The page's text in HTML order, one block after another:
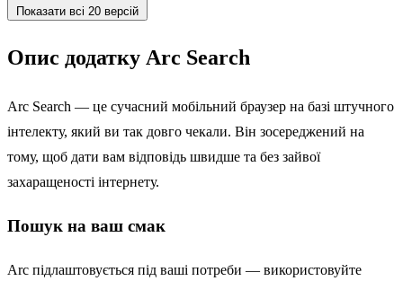
Показати всі 20 версій
Опис додатку Arc Search
Arc Search — це сучасний мобільний браузер на базі штучного
інтелекту, який ви так довго чекали. Він зосереджений на
тому, щоб дати вам відповідь швидше та без зайвої
захаращеності інтернету.
Пошук на ваш смак
Arc підлаштовується під ваші потреби — використовуйте